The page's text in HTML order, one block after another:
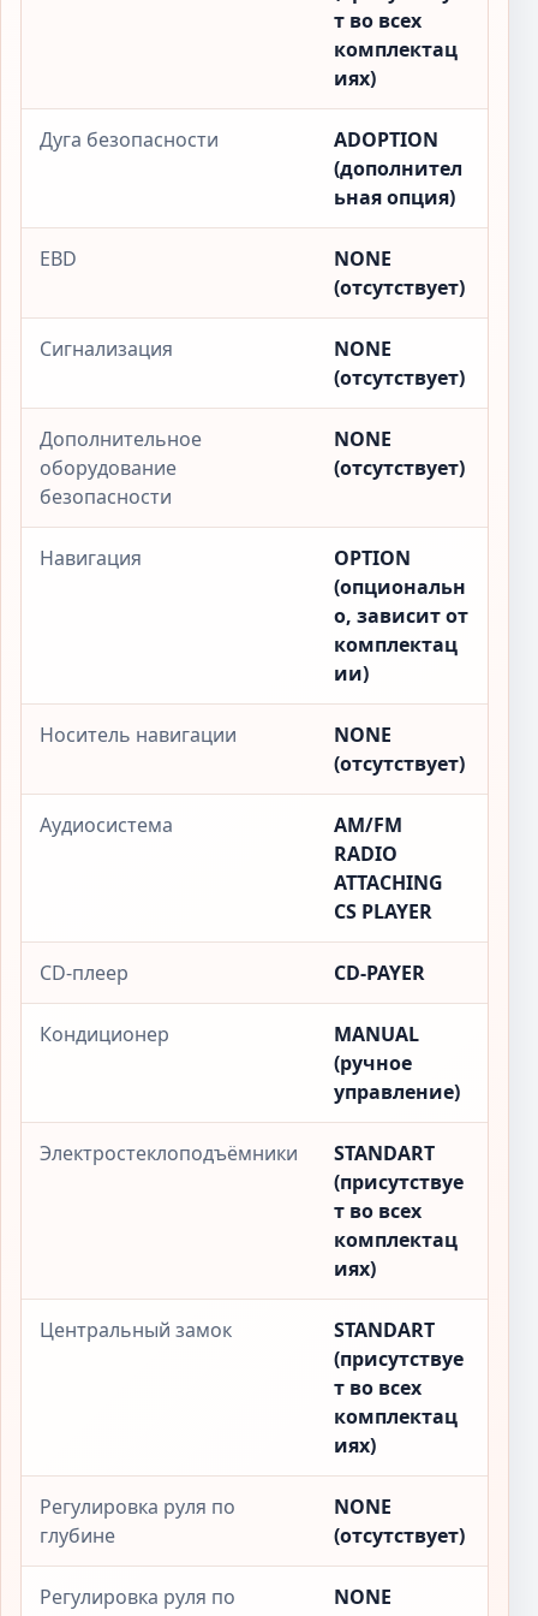
т во всех
комплектац
иях)
Дуга безопасности
ADOPTION
(дополнител
ьная опция)
EBD
NONE
(отсутствует)
Сигнализация
NONE
(отсутствует)
Дополнительное
оборудование
безопасности
NONE
(отсутствует)
Навигация
OPTION
(опциональн
о, зависит от
комплектац
ии)
Носитель навигации
NONE
(отсутствует)
Аудиосистема
AM/FM
RADIO
ATTACHING
CS PLAYER
CD-плеер CD-PAYER
Кондиционер
MANUAL
(ручное
управление)
Электростеклоподъёмники
STANDART
(присутствуе
т во всех
комплектац
иях)
Центральный замок
STANDART
(присутствуе
т во всех
комплектац
иях)
Регулировка руля по
глубине
NONE
(отсутствует)
Регулировка руля по
NONE